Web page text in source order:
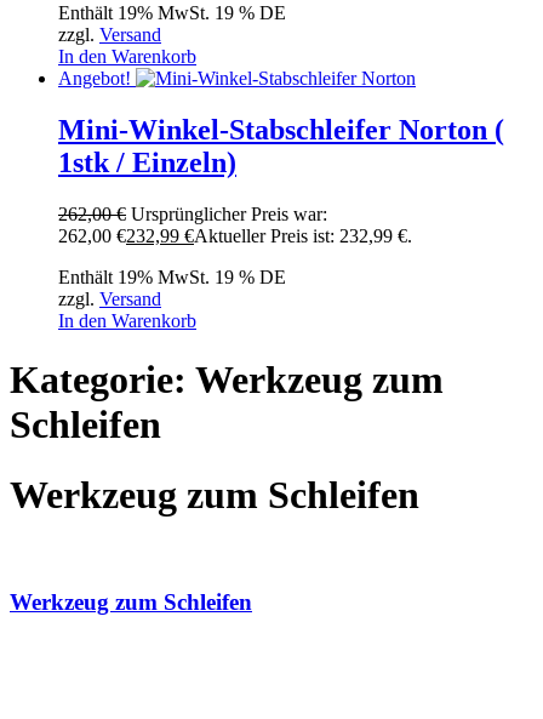
Enthält 19% MwSt. 19 % DE
zzgl. Versand
In den Warenkorb
Angebot!
Mini-Winkel-Stabschleifer Norton (
1stk / Einzeln)
262,00€ Ursprünglicher Preis war:
262,00 €232,99 €Aktueller Preis ist: 232,99 €.
Enthält 19% MwSt. 19 % DE
zzgl. Versand
In den Warenkorb
Kategorie: Werkzeug zum
Schleifen
Werkzeug zum Schleifen
Werkzeug zum Schleifen